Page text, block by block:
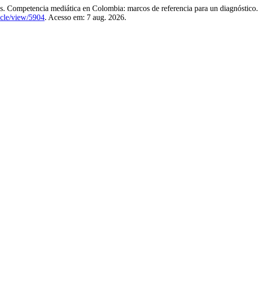
mediática en Colombia: marcos de referencia para un diagnóstico.
view/5904. Acesso em: 7 aug. 2026.